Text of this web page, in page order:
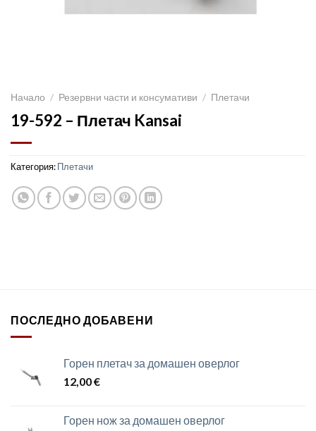
Начало / Резервни части и консумативи / Плетачи
19-592 – Плетач Kansai
Категория:Плетачи
ПОСЛЕДНО ДОБАВЕНИ
Горен плетач за домашен оверлог
12,00€
Горен нож за домашен оверлог